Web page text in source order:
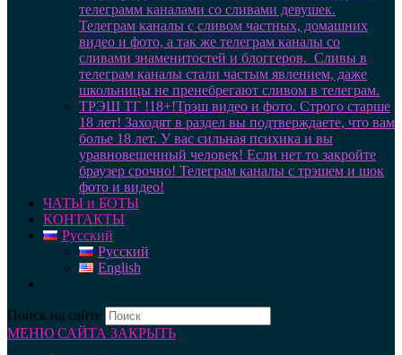
телеграмм каналами со сливами девушек.
Телеграм каналы с сливом частных, домашних
видео и фото, а так же телеграм каналы со
сливами знаменитостей и блоггеров. Сливы в
телеграм каналы стали частым явлением, даже
школьницы не пренебрегают сливом в телеграм.
ТРЭШ ТГ !18+!Трэш видео и фото. Строго старше
18 лет! Заходят в раздел вы подтверждаете, что вам
болье 18 лет. У вас сильная психика и вы
уравновешенный человек! Если нет то закройте
браузер срочно! Телеграм каналы с трэшем и шок
фото и видео!
ЧАТЫ и БОТЫ
КОНТАКТЫ
Русский
Русский
English
Поиск на сайте
МЕНЮ САЙТА ЗАКРЫТЬ